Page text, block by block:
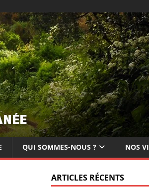
QUI SOMMES-NOUS ? NOS
ARTICLES RÉCENTS